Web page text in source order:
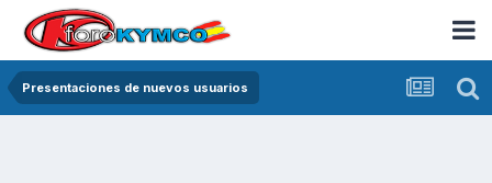
Presentaciones de nuevos usuarios